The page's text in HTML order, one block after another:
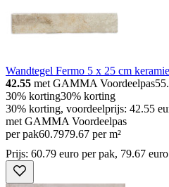
Wandtegel Fermo 5 x 25 cm
42.55 met GAMMA Voordeelpas
30% korting30% korting
30% korting, voordeelprijs: 42.55
met GAMMA Voordeelpas
per pak60.7979.67 per m²
Prijs: 60.79 euro per pak, 79.67